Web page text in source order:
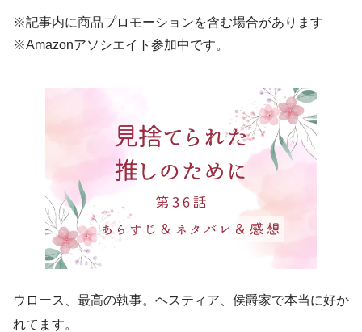
※記事内に商品プロモーションを含む場合があります
※Amazonアソシエイト参加中です。
ウロース、最高の執事。ヘスティア、侯爵家で本当に好か
れてます。